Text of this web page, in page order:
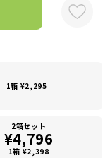
1箱 ¥2,295
2箱セット
¥4,796
1箱 ¥2,398